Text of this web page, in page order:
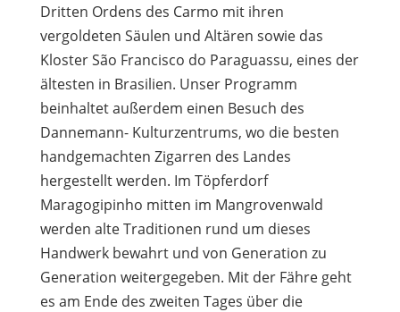
Dritten Ordens des Carmo mit ihren
vergoldeten Säulen und Altären sowie das
Kloster São Francisco do Paraguassu, eines der
ältesten in Brasilien. Unser Programm
beinhaltet außerdem einen Besuch des
Dannemann- Kulturzentrums, wo die besten
handgemachten Zigarren des Landes
hergestellt werden. Im Töpferdorf
Maragogipinho mitten im Mangrovenwald
werden alte Traditionen rund um dieses
Handwerk bewahrt und von Generation zu
Generation weitergegeben. Mit der Fähre geht
es am Ende des zweiten Tages über die